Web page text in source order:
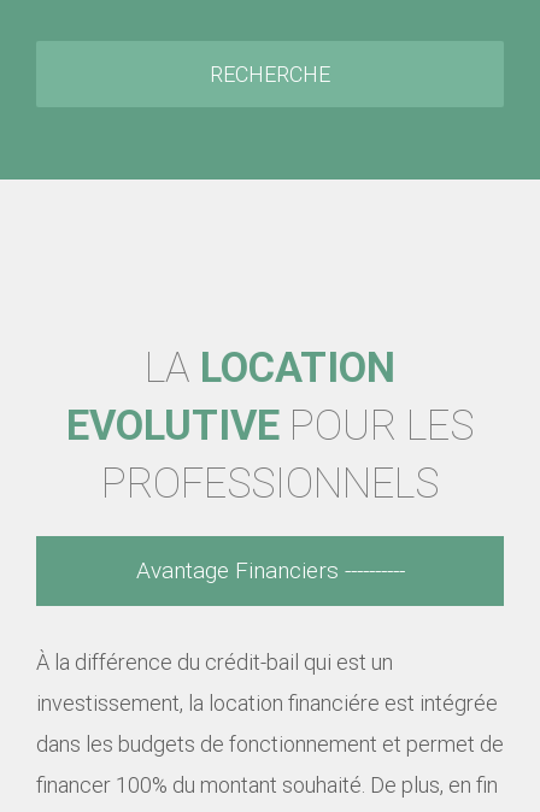
RECHERCHE
LA LOCATION
EVOLUTIVE POUR LES
PROFESSIONNELS
Avantage Financiers ----------
À la différence du crédit-bail qui est un
investissement, la location financiére est intégrée
dans les budgets de fonctionnement et permet de
financer 100% du montant souhaité. De plus, en fin